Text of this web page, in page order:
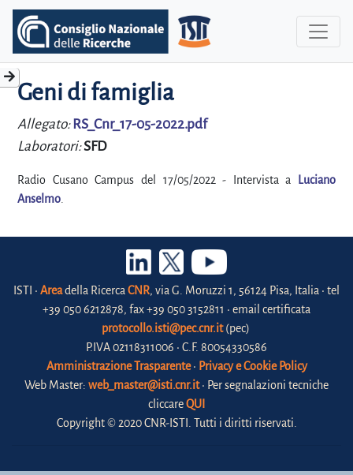
Geni di famiglia
Allegato: RS_Cnr_17-05-2022.pdf
Laboratori:SFD
Radio Cusano Campus del 17/05/2022 - Intervista a
Luciano
Anselmo
ISTI • Areadella Ricerca CNR, via G. Moruzzi 1, 56124 Pisa, Italia • tel
+39 050 6212878, fax +39 050 3152811 • email certificata
protocollo.isti@pec.cnr.it(pec)
P.IVA 02118311006 • C.F. 80054330586
Amministrazione Trasparente• Privacy e Cookie Policy
Web Master: web_master@isti.cnr.it• Per segnalazioni tecniche
cliccareQUI
Copyright © 2020 CNR-ISTI. Tutti i diritti riservati.